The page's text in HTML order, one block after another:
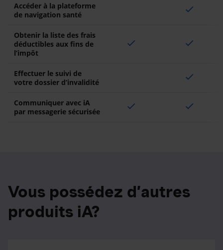
Accéder à la plateforme
de navigation santé
check
Obtenir la liste des frais
déductibles aux fins de
l’impôt
check check
Effectuer le suivi de
votre dossier d’invalidité
check
Communiquer avec iA
par messagerie sécurisée
check check
Vous possédez d’autres
produits iA?